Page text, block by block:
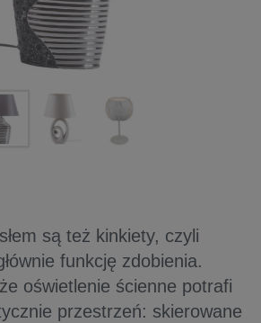
są też kinkiety, czyli
funkcję zdobienia.
oświetlenie ścienne potrafi
przestrzeń: skierowane